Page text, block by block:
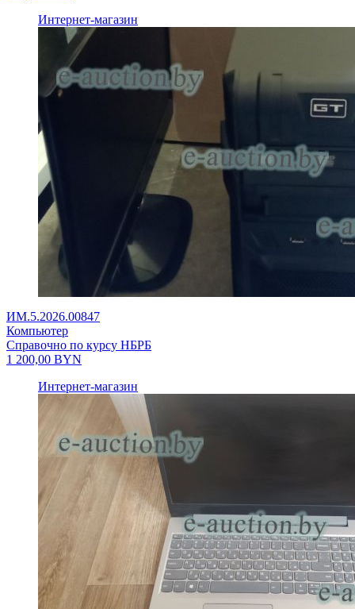
Интернет-магазин
ИМ.5.2026.00847
Компьютер
Справочно по курсу НБРБ
1 200,00 BYN
Интернет-магазин